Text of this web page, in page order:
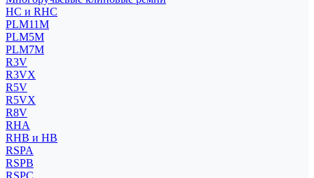
HC и RHC
PLM11M
PLM5M
PLM7M
R3V
R3VX
R5V
R5VX
R8V
RHA
RHB и HB
RSPA
RSPB
RSPC